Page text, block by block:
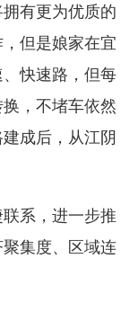
有更为优质的
但是娘家在宜
快速路，但每
，不堵车依然
成后，从江阴
系，进一步推
集度、区域连